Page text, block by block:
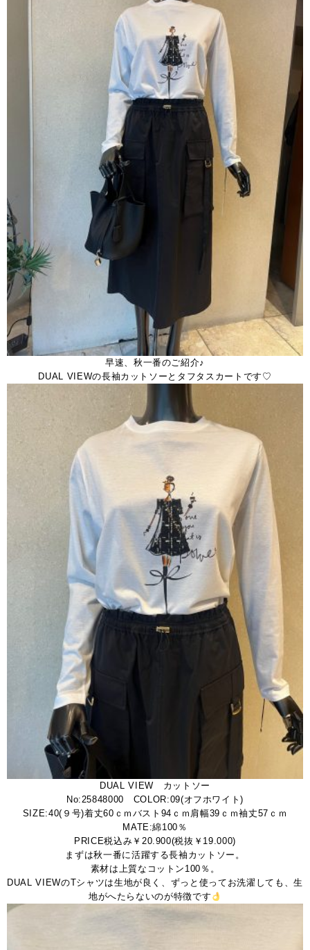
早速、秋一番のご紹介♪
DUAL VIEWの長袖カットソーとタフタスカートです♡
DUAL VIEW カットソー
No:25848000 COLOR:09(オフホワイト)
SIZE:40(９号)着丈60ｃｍバスト94ｃｍ肩幅39ｃｍ袖丈57ｃｍ
MATE:綿100％
PRICE税込み￥20.900(税抜￥19.000)
まずは秋一番に活躍する長袖カットソー。
素材は上質なコットン100％。
DUAL VIEWのTシャツは生地が良く、ずっと使ってお洗濯しても、生
地がへたらないのが特徴です